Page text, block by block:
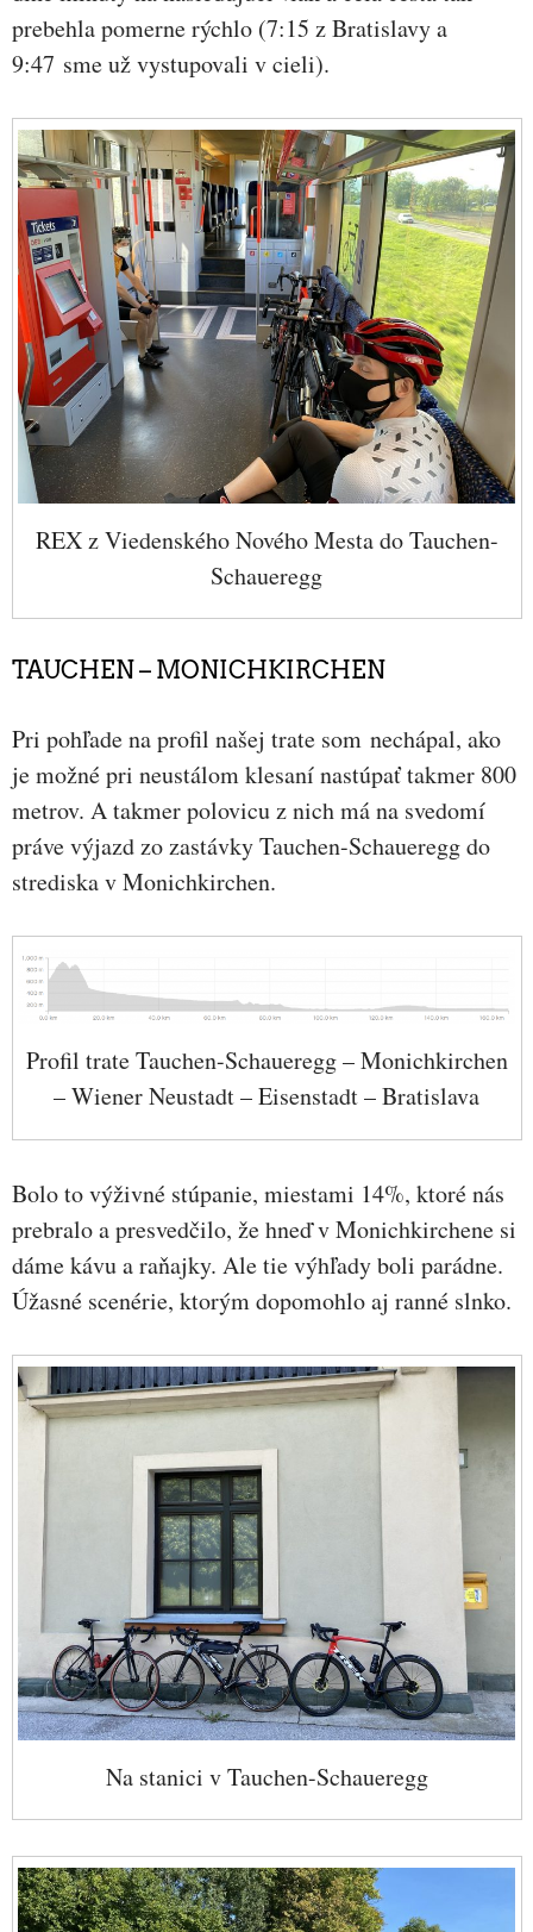
prebehla pomerne rýchlo (7:15 z Bratislavy a
9:47 sme už vystupovali v cieli).
REX z Viedenského Nového Mesta do Tauchen-
Schaueregg
TAUCHEN – MONICHKIRCHEN
Pri pohľade na profil našej trate som nechápal, ako
je možné pri neustálom klesaní nastúpať takmer 800
metrov. A takmer polovicu z nich má na svedomí
práve výjazd zo zastávky Tauchen-Schaueregg do
strediska v Monichkirchen.
Profil trate Tauchen-Schaueregg – Monichkirchen
– Wiener Neustadt – Eisenstadt – Bratislava
Bolo to výživné stúpanie, miestami 14%, ktoré nás
prebralo a presvedčilo, že hneď v Monichkirchene si
dáme kávu a raňajky. Ale tie výhľady boli parádne.
Úžasné scenérie, ktorým dopomohlo aj ranné slnko.
Na stanici v Tauchen-Schaueregg